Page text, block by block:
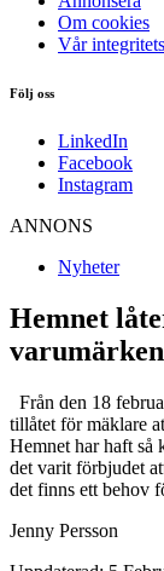
Om cookies
Vår
Följ oss
LinkedIn
Facebook
Instagram
ANNONS
Nyheter
Hemnet
Från den 18
tillåtet för mäklare
Hemnet har haft så
det varit förbjudet
det finns ett behov
Jenny Persson